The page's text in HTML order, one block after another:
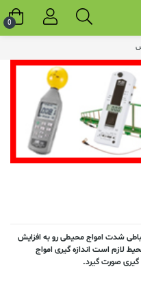
شدت امواج محیطی رو به افزایش
لازم است اندازه گیری امواج
گیری صورت گیرد.
0